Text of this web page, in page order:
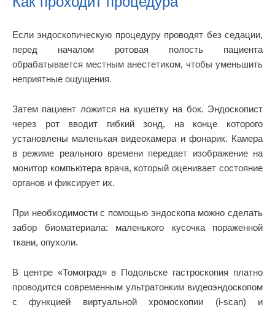
Если эндоскопическую процедуру проводят без седации,
перед началом ротовая полость пациента
обрабатывается местным анестетиком, чтобы уменьшить
неприятные ощущения.
Затем пациент ложится на кушетку на бок. Эндоскопист
через рот вводит гибкий зонд, на конце которого
установлены маленькая видеокамера и фонарик. Камера
в режиме реального времени передает изображение на
монитор компьютера врача, который оценивает состояние
органов и фиксирует их.
При необходимости с помощью эндоскопа можно сделать
забор биоматериала: маленького кусочка пораженной
ткани, опухоли.
В центре «Томоград» в Подольске гастроскопия платно
проводится современным ультратонким видеоэндоскопом
с функцией виртуальной хромоскопии (i-scan) и